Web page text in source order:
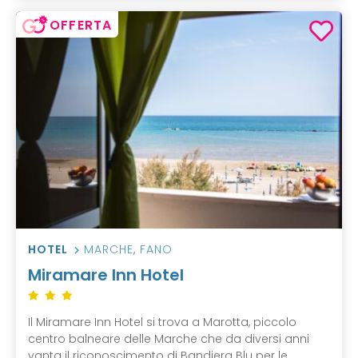
OFFERTA
HOTEL MARCHE, FANO
Miramare Inn Hotel
Il Miramare Inn Hotel si trova a Marotta, piccolo
centro balneare delle Marche che da diversi anni